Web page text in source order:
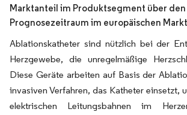
Marktanteil im Produktsegment über den
Prognosezeitraum im europäischen
Ablationskatheter sind nützlich bei der
Herzgewebe, die unregelmäßige
Diese Geräte arbeiten auf Basis der
invasiven Verfahren, das Katheter einsetzt,
elektrischen Leitungsbahnen im